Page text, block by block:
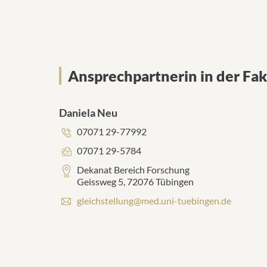
Ansprechpartnerin in der
Daniela Neu
Telefonnummer:
07071 29-77992
Faxnummer:
07071 29-5784
Adresse:
Dekanat Bereich Forschung
Geissweg 5, 72076 Tübingen
E
gleichstellung@med.uni-tuebingen.de